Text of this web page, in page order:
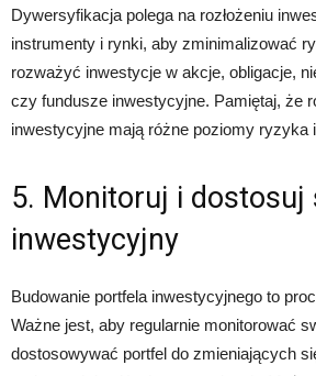
Dywersyfikacja polega na rozłożeniu
instrumenty i rynki, aby zminimalizować
rozważyć inwestycje w akcje, obligacje,
czy fundusze inwestycyjne. Pamiętaj, że
inwestycyjne mają różne poziomy ryzyka
5. Monitoruj i dostosuj
inwestycyjny
Budowanie portfela inwestycyjnego to
Ważne jest, aby regularnie monitorować
dostosowywać portfel do zmieniających